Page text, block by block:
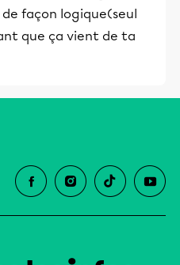
de façon logique(seul
que ça vient de ta